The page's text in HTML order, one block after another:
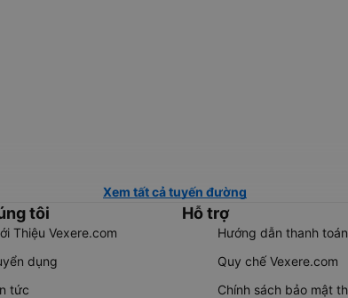
Xem tất cả tuyến đường
tôi
Thiệu Vexere.com
dụng
tức
Hỗ trợ
Hướng dẫn thanh toán
Quy chế Vexere.com
Chính sách bảo mật